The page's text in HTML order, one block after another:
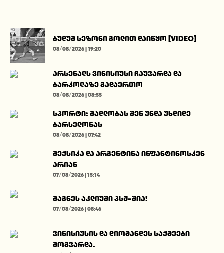
ბუდუმ სეზონი გოლით დაიწყო [VIDEO]
08/08/2026 | 19:20
არსენალს ვინისიუსი ჩაუვარდა და
ბარკოლაზე გადაერთო
08/08/2026 | 08:55
სპორტი: მადლობას შენ უნდა უხდიდე
ბარსელონას
08/08/2026 | 07:42
მექსიკა და არგენტინა ინფანტინოსკენ
არიან
07/08/2026 | 15:14
მაგნეს აკლიუში პსჟ-შია!
07/08/2026 | 08:46
ვინისიუსის და დიომანდეს საქმეები
მოგვარდა.